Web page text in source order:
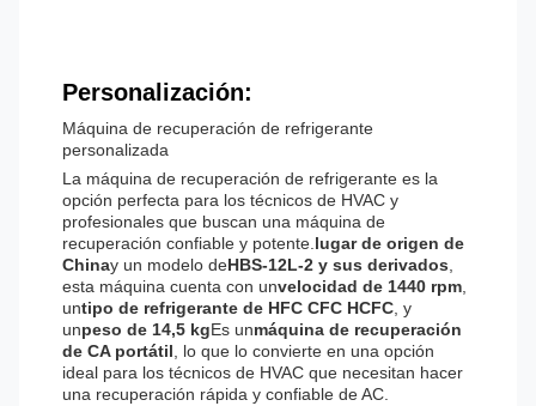
Personalización:
Máquina de recuperación de refrigerante
personalizada
La máquina de recuperación de refrigerante es la
opción perfecta para los técnicos de HVAC y
profesionales que buscan una máquina de
recuperación confiable y potente.lugar de origen de
Chinay un modelo deHBS-12L-2 y sus derivados,
esta máquina cuenta con unvelocidad de 1440 rpm,
untipo de refrigerante de HFC CFC HCFC, y
unpeso de 14,5 kgEs unmáquina de recuperación
de CA portátil, lo que lo convierte en una opción
ideal para los técnicos de HVAC que necesitan hacer
una recuperación rápida y confiable de AC.